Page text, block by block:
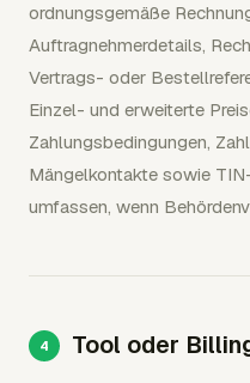
ordnungsgemäße
Auftragnehmerdetails,
Vertrags- oder
Einzel- und erweiterte
Zahlungsbedingungen,
Mängelkontakte sowie
umfassen, wenn
Tool oder